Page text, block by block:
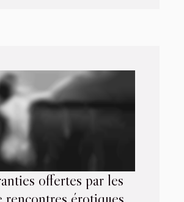
offertes par les